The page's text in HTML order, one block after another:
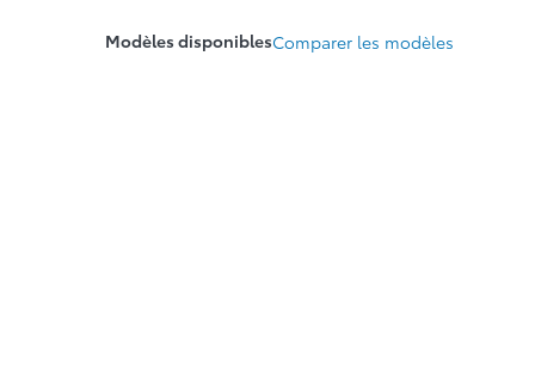
Modèles disponiblesComparer les modèles